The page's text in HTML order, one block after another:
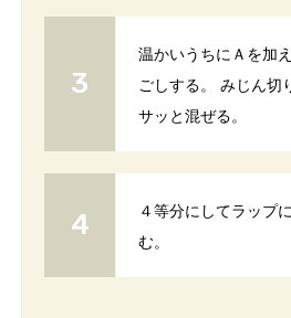
温かいうちにＡを加
ごしする。 みじん切
サッと混ぜる。
４等分にしてラップ
む。